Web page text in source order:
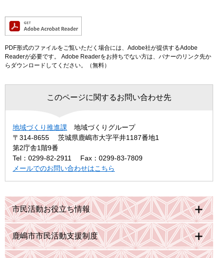
PDF形式のファイルをご覧いただく場合には、Adobe社が提供するAdobe
Readerが必要です。
Adobe Readerをお持ちでない方は、バナーのリンク先か
らダウンロードしてください。（無料）
このページに関するお問い合わせ先
地域づくり推進課
地域づくりグループ
〒314-8655
茨城県鹿嶋市大字平井1187番地1
第2庁舎1階9番
Tel：0299-82-2911
Fax：0299-83-7809
メールでのお問い合わせはこちら
市民活動お役立ち情報
鹿嶋市市民活動支援制度